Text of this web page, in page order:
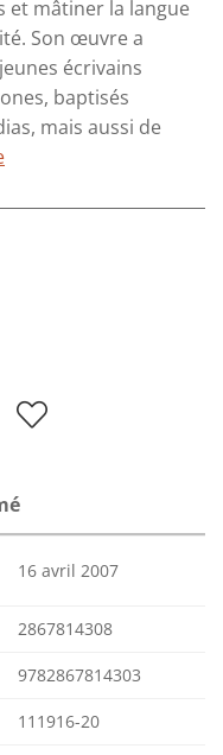
et mâtiner la langue
Son œuvre a
écrivains
baptisés
mais aussi de
16 avril 2007
2867814308
9782867814303
111916-20